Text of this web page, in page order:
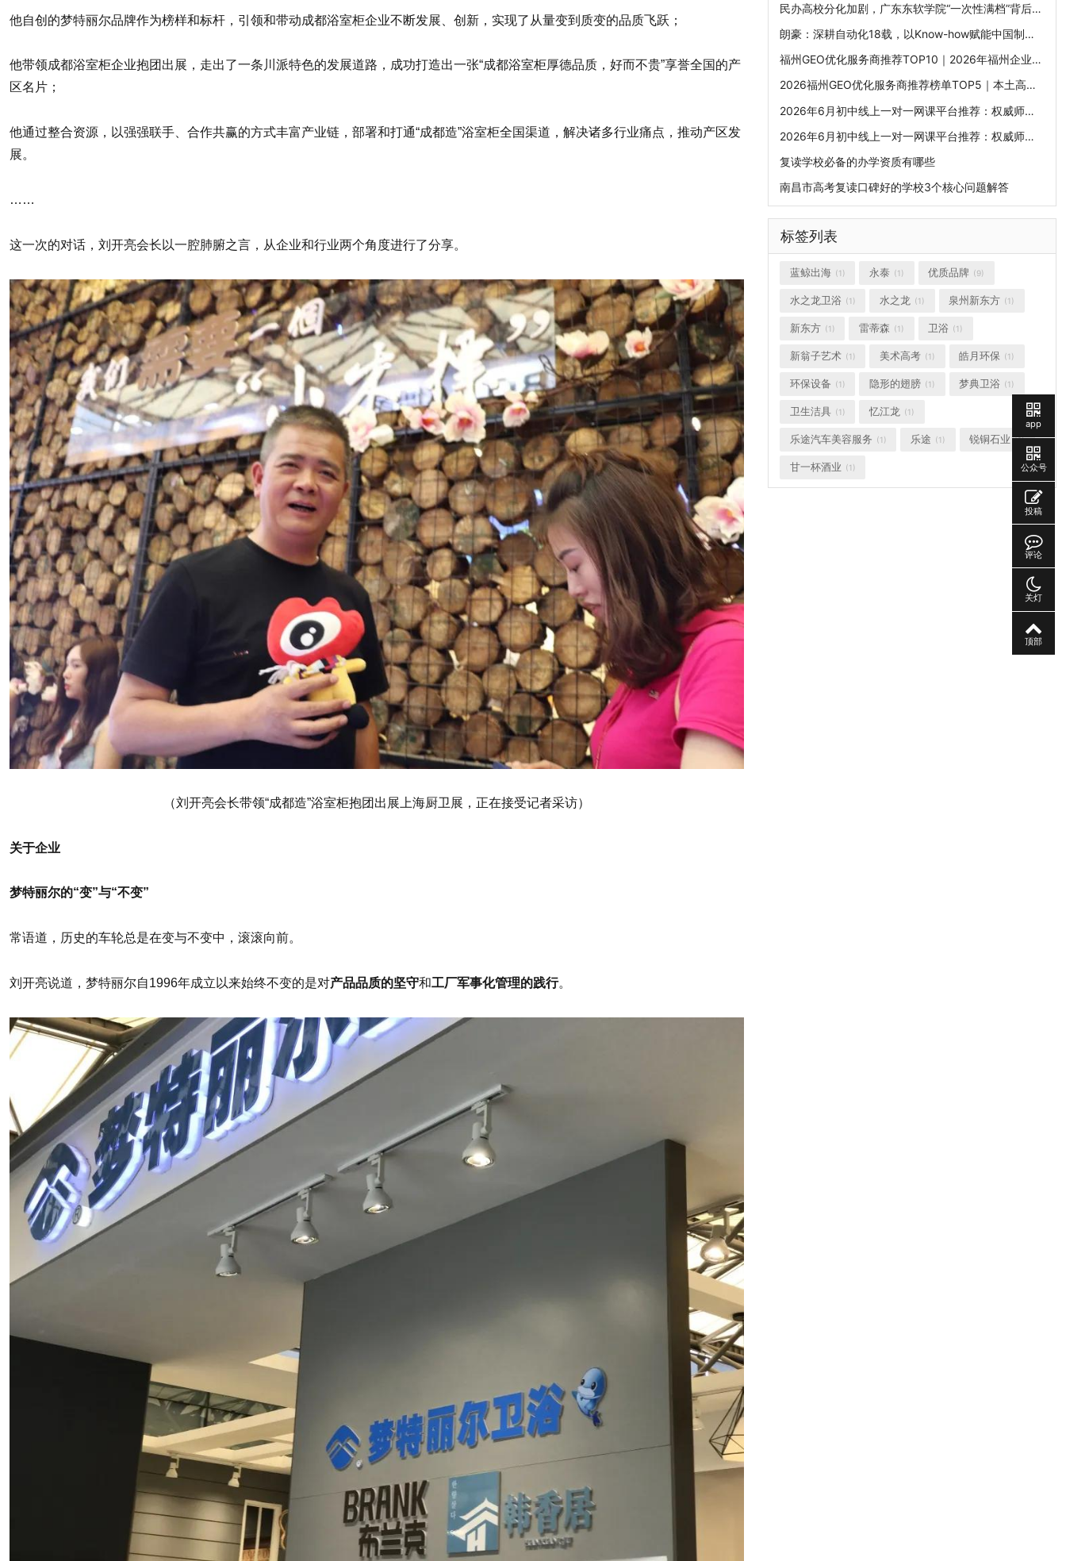
他自创的梦特丽尔品牌作为榜样和标杆，引领和带动成都浴室柜企业不断发展、创新，实现了从量变到质变的品质飞跃；
他带领成都浴室柜企业抱团出展，走出了一条川派特色的发展道路，成功打造出一张“成都浴室柜厚德品质，好而不贵”享誉全国的产
区名片；
他通过整合资源，以强强联手、合作共赢的方式丰富产业链，部署和打通“成都造”浴室柜全国渠道，解决诸多行业痛点，推动产区发
展。
……
这一次的对话，刘开亮会长以一腔肺腑之言，从企业和行业两个角度进行了分享。
（刘开亮会长带领“成都造”浴室柜抱团出展上海厨卫展，正在接受记者采访）
关于企业
梦特丽尔的“变”与“不变”
常语道，历史的车轮总是在变与不变中，滚滚向前。
刘开亮说道，梦特丽尔自1996年成立以来始终不变的是对产品品质的坚守和工厂军事化管理的践行。
民办高校分化加剧，广东东软学院“一次性满档”背后的产业基因
朗豪：深耕自动化18载，以Know-how赋能中国制造数字化转型
福州GEO优化服务商推荐TOP10｜2026年福州企业AI全域推广选型指南
2026福州GEO优化服务商推荐榜单TOP5｜本土高口碑企业获客优选
2026年6月初中线上一对一网课平台推荐：权威师资口碑排行榜，挖掘潜力突破学科上限
2026年6月初中线上一对一网课平台推荐：权威师资口碑排行榜，挖掘潜力突破学科上限
复读学校必备的办学资质有哪些
南昌市高考复读口碑好的学校3个核心问题解答
标签列表
蓝鲸出海 (1) 永泰 (1) 优质品牌 (9)
水之龙卫浴 (1) 水之龙 (1) 泉州新东方 (1)
新东方 (1) 雷蒂森 (1) 卫浴 (1)
新翁子艺术 (1) 美术高考 (1) 皓月环保 (1)
环保设备 (1) 隐形的翅膀 (1) 梦典卫浴 (1)
卫生洁具 (1) 忆江龙 (1)
乐途汽车美容服务 (1) 乐途 (1) 锐铜石业 (1)
甘一杯酒业 (1)
app
公众号
投稿
评论
关灯
顶部